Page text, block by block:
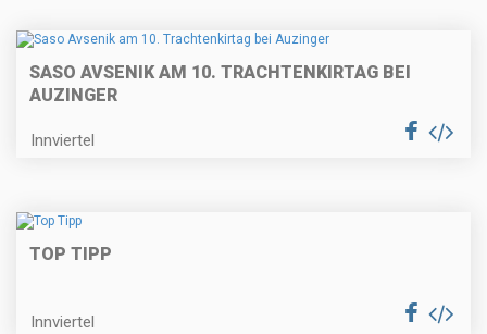
SASO AVSENIK AM 10. TRACHTENKIRTAG BEI
AUZINGER
Innviertel
TOP TIPP
Innviertel